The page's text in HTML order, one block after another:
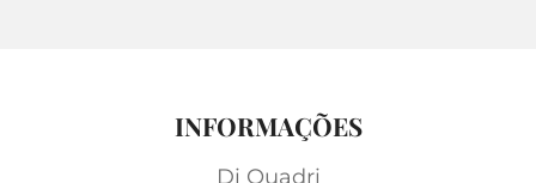
INFORMAÇÕES
Di Quadri